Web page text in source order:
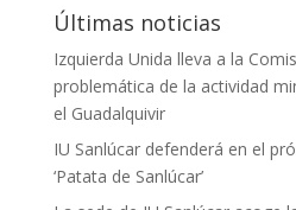
Últimas noticias
Izquierda Unida lleva a la
problemática de la actividad
el Guadalquivir
IU Sanlúcar defenderá en el
‘Patata de Sanlúcar’